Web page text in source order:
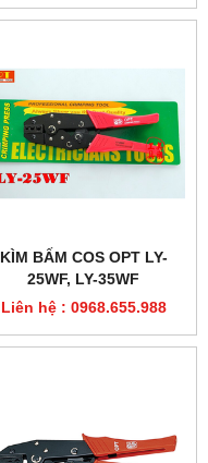
KÌM BẤM COS OPT LY-
25WF, LY-35WF
Liên hệ : 0968.655.988